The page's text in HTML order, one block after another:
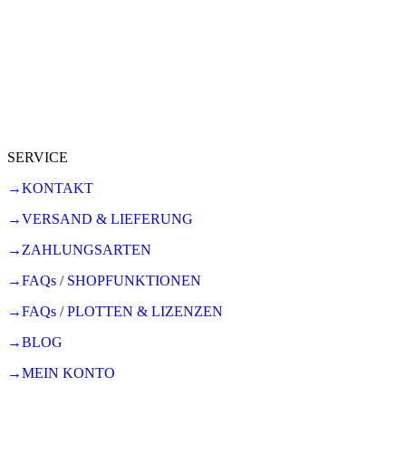
SERVICE
→KONTAKT
→VERSAND & LIEFERUNG
→ZAHLUNGSARTEN
→FAQs / SHOPFUNKTIONEN
→FAQs / PLOTTEN & LIZENZEN
→BLOG
→MEIN KONTO